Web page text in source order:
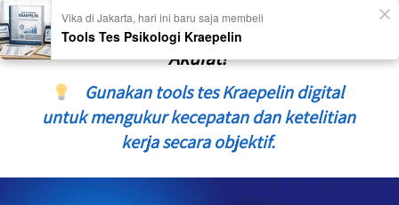
       Yakin Rekrutmen Anda Sudah
Akurat?
  Gunakan tools tes Kraepelin digital
untuk mengukur kecepatan dan ketelitian
kerja secara objektif.